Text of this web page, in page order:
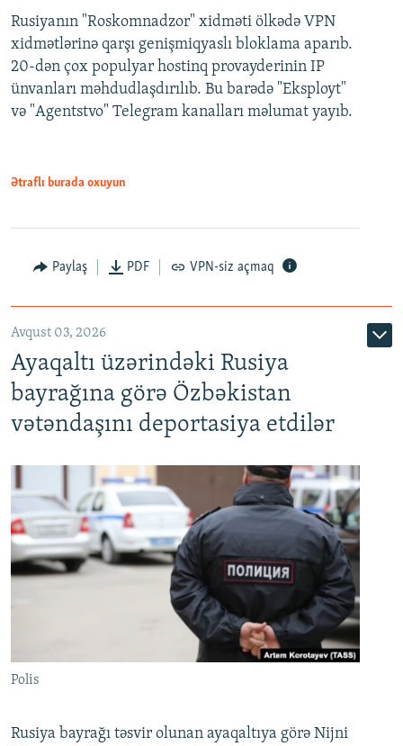
Rusiyanın "Roskomnadzor" xidməti ölkədə VPN
xidmətlərinə qarşı genişmiqyaslı bloklama aparıb.
20-dən çox populyar hostinq provayderinin IP
ünvanları məhdudlaşdırılıb. Bu barədə "Eksployt"
və "Agentstvo" Telegram kanalları məlumat yayıb.
Ətraflı burada oxuyun
Paylaş PDF VPN-siz açmaq
Avqust 03, 2026
Ayaqaltı üzərindəki Rusiya
bayrağına görə Özbəkistan
vətəndaşını deportasiya etdilər
Polis
Rusiya bayrağı təsvir olunan ayaqaltıya görə Nijni